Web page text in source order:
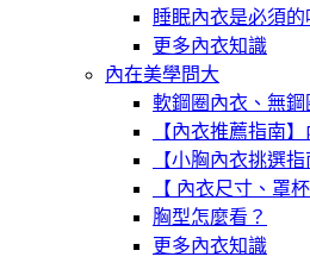
睡眠內衣是必須的
更多內衣知識
內在美學問大
軟鋼圈內衣、無鋼
【內衣推薦指南
【小胸內衣挑選
【 內衣尺寸、罩
胸型怎麼看？
更多內衣知識